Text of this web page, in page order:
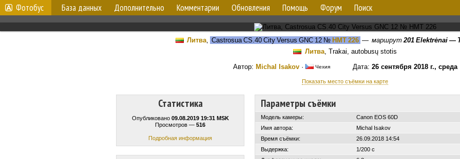
Фотобус База данных Дополнительно Комментарии Обновления Помощь Форум Поиск
Литва, Castrosua CS.40 City Versus GNC 12 № HMT 226 — маршрут201 Elektrėnai —
Литва, Trakai, autobusų stotis
Автор: Michal Isakov· ЧехияДата: 26 сентября 2018 г., среда
Показать место съёмки на карте
Статистика
Опубликовано 09.08.2019 19:31 MSK
Просмотров — 516
Подробная информация
Параметры съёмки
Модель камеры:
Canon EOS 60D
Имя автора:
Michal Isakov
Время съёмки:
26.09.2018 14:54
Выдержка:
1/200 с